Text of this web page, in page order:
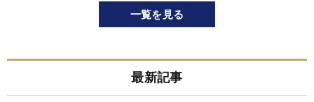
一覧を見る
最新記事